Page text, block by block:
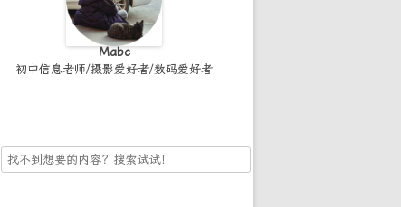
Mabc
初中信息老师/摄影爱好者/数码爱好者
搜